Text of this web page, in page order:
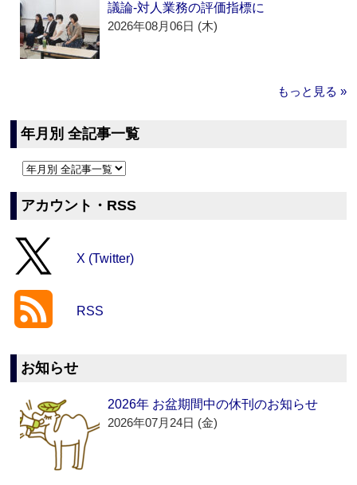
議論‐対人業務の評価指標に
2026年08月06日 (木)
もっと見る »
年月別 全記事一覧
アカウント・RSS
X (Twitter)
RSS
お知らせ
2026年 お盆期間中の休刊のお知らせ
2026年07月24日 (金)